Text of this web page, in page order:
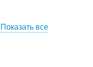
Показать все